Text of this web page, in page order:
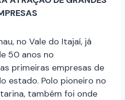
no Vale do Itajaí, já
50 anos no
primeiras empresas de
estado. Polo pioneiro no
também foi onde